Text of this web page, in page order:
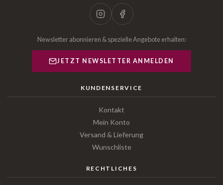
Newsletter abonnieren & spezielle Angebote erhalten:
JETZT NEWSLETTER ANMELDEN
KUNDENSERVICE
Kontakt
Mein Konto
Versand & Lieferung
Wunschliste
RECHTLICHES